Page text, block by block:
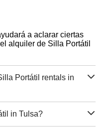
a aclarar ciertas
alquiler de Silla Portátil
Portátil rentals in
in Tulsa?